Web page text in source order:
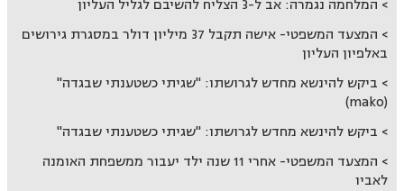
המלחמה נגמרה: אב ל-3 הצליח להשיבם לגליל העליון
המצעד המשפטי- אישה תקבל 37 מיליון דולר במסגרת גירושים
באלפיון העליון
ביקש להינשא מחדש לגרושתו: "שגיתי כשטענתי שבגדה"
(mako)
ביקש להינשא מחדש לגרושתו: "שגיתי כשטענתי שבגדה"
המצעד המשפטי- אחרי 11 שנה ילד יעבור ממשפחת האומנה
לאביו